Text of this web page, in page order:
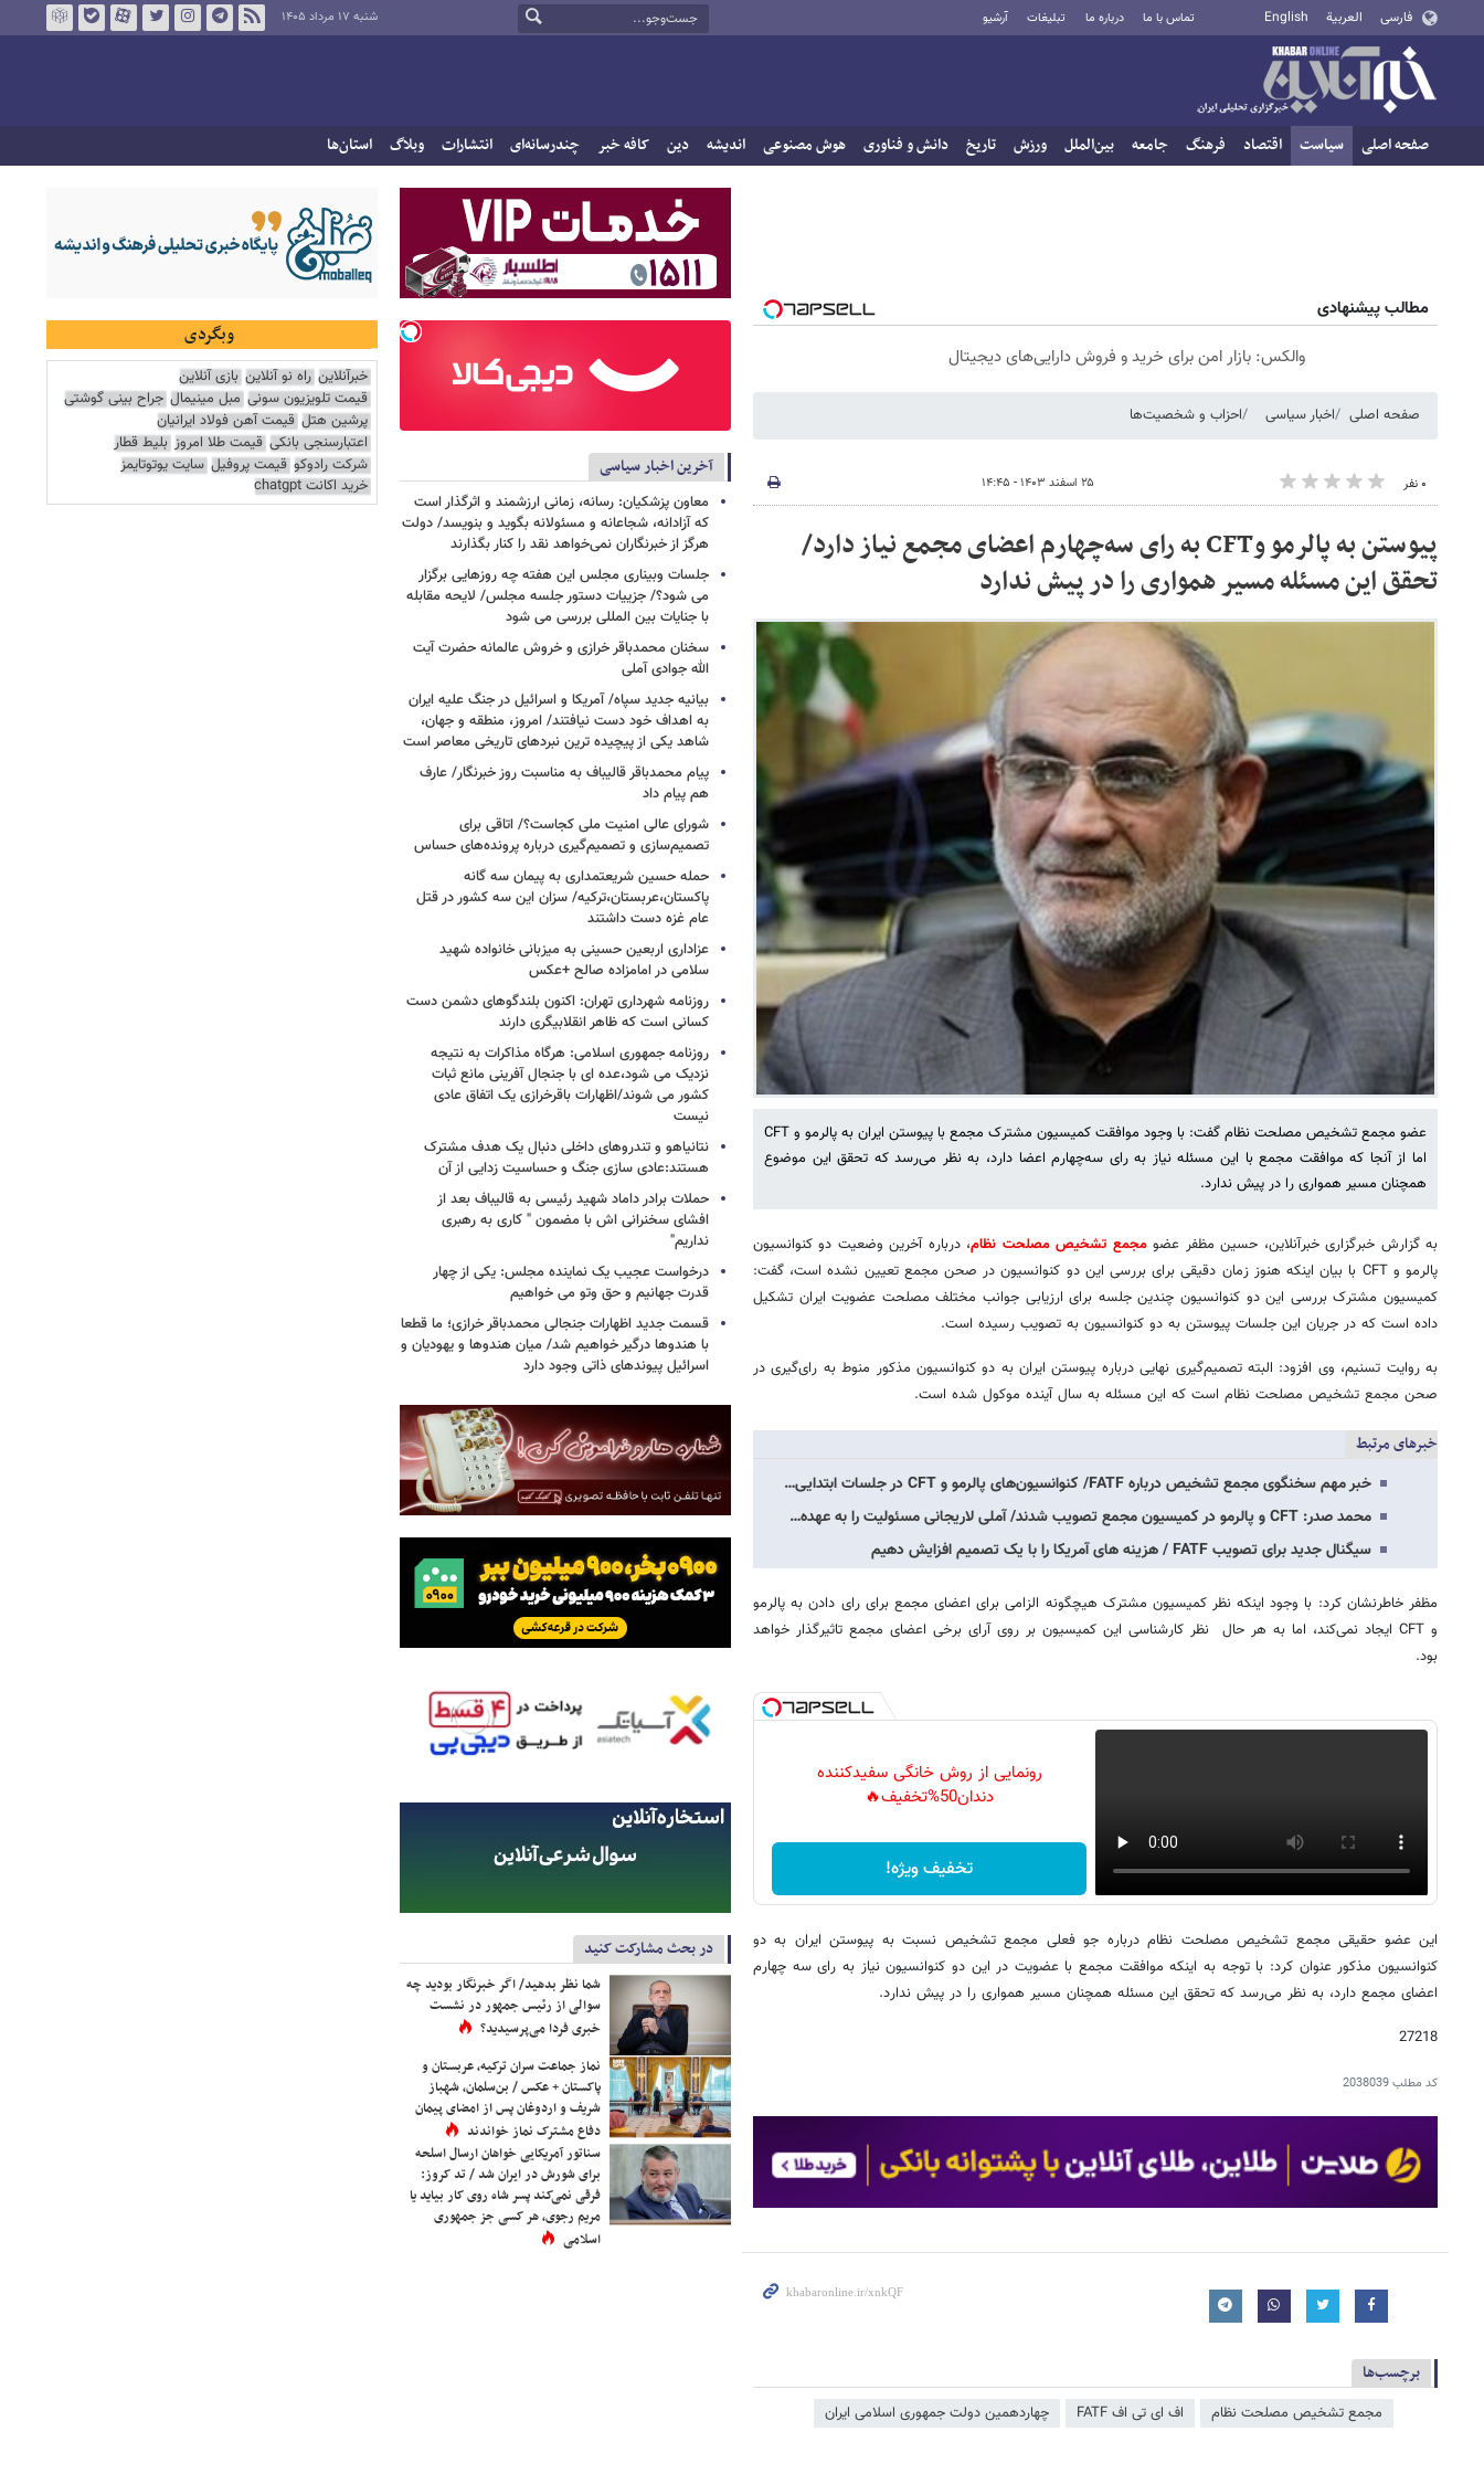
فارسی العربية English تماس با ما درباره ما تبلیغات آرشیو شنبه ۱۷ مرداد ۱۴۰۵
صفحه اصلی سیاست اقتصاد فرهنگ جامعه بین‌الملل ورزش تاریخ دانش و فناوری هوش مصنوعی اندیشه دین کافه خبر چندرسانه‌ای انتشارات وبلاگ استان‌ها
مطالب پیشنهادی
والکس: بازار امن برای خرید و فروش دارایی‌های دیجیتال
صفحه اصلی اخبار سیاسی احزاب و شخصیت‌ها
۰ نفر ۲۵ اسفند ۱۴۰۳ - ۱۴:۴۵
پیوستن به پالرمو وCFT به رای سه‌چهارم اعضای مجمع نیاز دارد/
تحقق این مسئله مسیر همواری را در پیش ندارد
عضو مجمع تشخیص مصلحت نظام گفت: با وجود موافقت کمیسیون مشترک مجمع با پیوستن ایران به پالرمو و CFT
اما از آنجا که موافقت مجمع با این مسئله نیاز به رای سه‌چهارم اعضا دارد، به نظر می‌رسد که تحقق این موضوع
همچنان مسیر همواری را در پیش ندارد.
به گزارش خبرگزاری خبرآنلاین، حسین مظفر عضومجمع تشخیص مصلحت نظام، درباره آخرین وضعیت دو کنوانسیون
پالرمو و CFT با بیان اینکه هنوز زمان دقیقی برای بررسی این دو کنوانسیون در صحن مجمع تعیین نشده است، گفت:
کمیسیون مشترک بررسی این دو کنوانسیون چندین جلسه برای ارزیابی جوانب مختلف مصلحت عضویت ایران تشکیل
داده است که در جریان این جلسات پیوستن به دو کنوانسیون به تصویب رسیده است.
به روایت تسنیم، وی افزود: البته تصمیم‌گیری نهایی درباره پیوستن ایران به دو کنوانسیون مذکور منوط به رای‌گیری در
صحن مجمع تشخیص مصلحت نظام است که این مسئله به سال آینده موکول شده است.
خبرهای مرتبط
خبر مهم سخنگوی مجمع تشخیص درباره FATF/ کنوانسیون‌های پالرمو و CFT در جلسات ابتدایی…
محمد صدر: CFT و پالرمو در کمیسیون مجمع تصویب شدند/ آملی لاریجانی مسئولیت را به عهده…
سیگنال جدید برای تصویب FATF / هزینه های آمریکا را با یک تصمیم افزایش دهیم
مظفر خاطرنشان کرد: با وجود اینکه نظر کمیسیون مشترک هیچگونه الزامی برای اعضای مجمع برای رای دادن به پالرمو
و CFT ایجاد نمی‌کند، اما به هر حال نظر کارشناسی این کمیسیون بر روی آرای برخی اعضای مجمع تاثیرگذار خواهد
بود.
رونمایی از روش خانگی سفیدکننده
دندان50%تخفیف🔥
تخفیف ویژه!
این عضو حقیقی مجمع تشخیص مصلحت نظام درباره جو فعلی مجمع تشخیص نسبت به پیوستن ایران به دو
کنوانسیون مذکور عنوان کرد: با توجه به اینکه موافقت مجمع با عضویت در این دو کنوانسیون نیاز به رای سه چهارم
اعضای مجمع دارد، به نظر می‌رسد که تحقق این مسئله همچنان مسیر همواری را در پیش ندارد.
27218
کد مطلب2038039
برچسب‌ها
مجمع تشخیص مصلحت نظام اف ای تی اف FATF چهاردهمین دولت جمهوری اسلامی ایران
آخرین اخبار سیاسی
معاون پزشکیان: رسانه، زمانی ارزشمند و اثرگذار است
که آزادانه، شجاعانه و مسئولانه بگوید و بنویسد/ دولت
هرگز از خبرنگاران نمی‌خواهد نقد را کنار بگذارند
جلسات وبیناری مجلس این هفته چه روزهایی برگزار
می شود؟/ جزییات دستور جلسه مجلس/ لایحه مقابله
با جنایات بین المللی بررسی می شود
سخنان محمدباقر خرازی و خروش عالمانه حضرت آیت
الله جوادی آملی
بیانیه جدید سپاه/ آمریکا و اسرائیل در جنگ علیه ایران
به اهداف خود دست نیافتند/ امروز، منطقه و جهان،
شاهد یکی از پیچیده ترین نبردهای تاریخی معاصر است
پیام محمدباقر قالیباف به مناسبت روز خبرنگار/ عارف
هم پیام داد
شورای عالی امنیت ملی کجاست؟/ اتاقی برای
تصمیم‌سازی و تصمیم‌گیری درباره پرونده‌های حساس
حمله حسین شریعتمداری به پیمان سه گانه
پاکستان،عربستان،ترکیه/ سزان این سه کشور در قتل
عام غزه دست داشتند
عزاداری اربعین حسینی به میزبانی خانواده شهید
سلامی در امامزاده صالح +عکس
روزنامه شهرداری تهران: اکنون بلندگوهای دشمن دست
کسانی است که ظاهر انقلابیگری دارند
روزنامه جمهوری اسلامی: هرگاه مذاکرات به نتیجه
نزدیک می شود،عده ای با جنجال آفرینی مانع ثبات
کشور می شوند/اظهارات باقرخرازی یک اتفاق عادی
نیست
نتانیاهو و تندروهای داخلی دنبال یک هدف مشترک
هستند:عادی سازی جنگ و حساسیت زدایی از آن
حملات برادر داماد شهید رئیسی به قالیباف بعد از
افشای سخنرانی اش با مضمون " کاری به رهبری
نداریم"
درخواست عجیب یک نماینده مجلس: یکی از چهار
قدرت جهانیم و حق وتو می خواهیم
قسمت جدید اظهارات جنجالی محمدباقر خرازی؛ ما قطعا
با هندوها درگیر خواهیم شد/ میان هندوها و یهودیان و
اسرائیل پیوندهای ذاتی وجود دارد
در بحث مشارکت کنید
شما نظر بدهید/ اگر خبرنگار بودید چه
سوالی از رئیس جمهور در نشست
خبری فردا می‌پرسیدید؟
نماز جماعت سران ترکیه، عربستان و
پاکستان + عکس / بن‌سلمان، شهباز
شریف و اردوغان پس از امضای پیمان
دفاع مشترک نماز خواندند
سناتور آمریکایی خواهان ارسال اسلحه
برای شورش در ایران شد / تد کروز:
فرقی نمی‌کند پسر شاه روی کار بیاید یا
مریم رجوی، هر کسی جز جمهوری
اسلامی
وبگردی
خبرآنلاین راه نو آنلاین بازی آنلاین
قیمت تلویزیون سونی مبل مینیمال جراح بینی گوشتی
پرشین هتل قیمت آهن فولاد ایرانیان
اعتبارسنجی بانکی قیمت طلا امروز بلیط قطار
شرکت رادوکو قیمت پروفیل سایت یوتوتایمز
خرید اکانت chatgpt